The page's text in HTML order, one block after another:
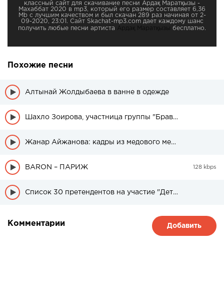
классный сайт для скачивание песни Ардақ Маратқызы -
Махаббат 2020 в mp3, который его размер составляет 6,36
Mb с лучшим качеством и был скачан 289 раз начиная от 2-
09-2020, 23:01. Сайт Skachat-mp3.com дает каждому шанс
получить любые песни артиста
Ардақ Маратқызы бесплатно.
Похожие песни
Алтынай Жолдыбаева в ванне в одежде
Шахло Зоирова, участница группы "Браво" была в свадебном платье
Жанар Айжанова: кадры из медового месяца дочери
BARON – ПАРИЖ 128 kbps
Список 30 претендентов на участие "Детский Евровидение" из Казахстана
Комментарии Добавить